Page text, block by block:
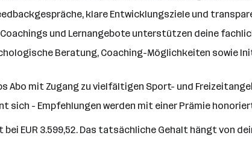
klare Entwicklungsziele und
und Lernangebote unterstützen deine
Beratung, Coaching-Möglichkeiten sowie
Abo mit Zugang zu vielfältigen Sport- und
sich - Empfehlungen werden mit einer Prämie
EUR 3.599,52. Das tatsächliche Gehalt hängt von